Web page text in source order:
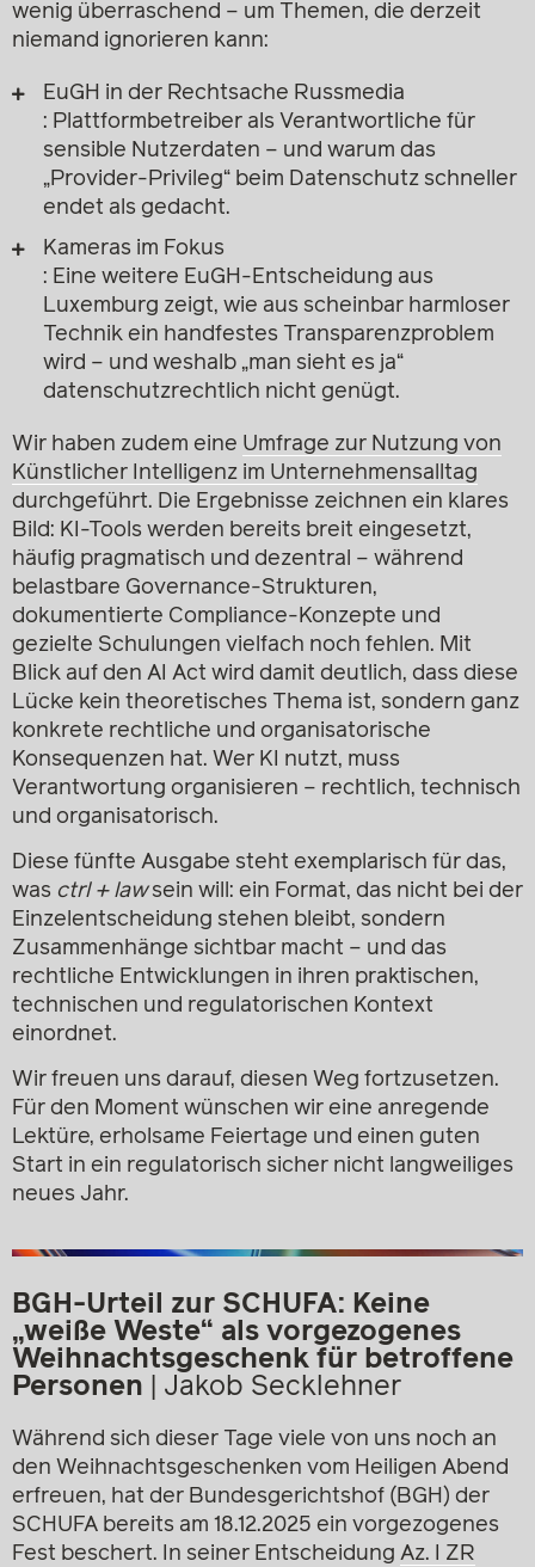
wenig überraschend – um Themen, die derzeit
niemand ignorieren kann:
EuGH in der Rechtsache Russmedia
: Plattformbetreiber als Verantwortliche für
sensible Nutzerdaten – und warum das
„Provider-Privileg“ beim Datenschutz schneller
endet als gedacht.
Kameras im Fokus
: Eine weitere EuGH-Entscheidung aus
Luxemburg zeigt, wie aus scheinbar harmloser
Technik ein handfestes Transparenzproblem
wird – und weshalb „man sieht es ja“
datenschutzrechtlich nicht genügt.
Wir haben zudem eine Umfrage zur Nutzung von
Künstlicher Intelligenz im Unternehmensalltag
durchgeführt. Die Ergebnisse zeichnen ein klares
Bild: KI-Tools werden bereits breit eingesetzt,
häufig pragmatisch und dezentral – während
belastbare Governance-Strukturen,
dokumentierte Compliance-Konzepte und
gezielte Schulungen vielfach noch fehlen. Mit
Blick auf den AI Act wird damit deutlich, dass diese
Lücke kein theoretisches Thema ist, sondern ganz
konkrete rechtliche und organisatorische
Konsequenzen hat. Wer KI nutzt, muss
Verantwortung organisieren – rechtlich, technisch
und organisatorisch.
Diese fünfte Ausgabe steht exemplarisch für das,
was ctrl + lawsein will: ein Format, das nicht bei der
Einzelentscheidung stehen bleibt, sondern
Zusammenhänge sichtbar macht – und das
rechtliche Entwicklungen in ihren praktischen,
technischen und regulatorischen Kontext
einordnet.
Wir freuen uns darauf, diesen Weg fortzusetzen.
Für den Moment wünschen wir eine anregende
Lektüre, erholsame Feiertage und einen guten
Start in ein regulatorisch sicher nicht langweiliges
neues Jahr.
BGH-Urteil zur SCHUFA: Keine
„weiße Weste“ als vorgezogenes
Weihnachtsgeschenk für betroffene
Personen | Jakob Secklehner
Während sich dieser Tage viele von uns noch an
den Weihnachtsgeschenken vom Heiligen Abend
erfreuen, hat der Bundesgerichtshof (BGH) der
SCHUFA bereits am 18.12.2025 ein vorgezogenes
Fest beschert. In seiner Entscheidung Az. I ZR